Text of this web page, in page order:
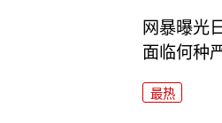
网暴曝光
面临何种
最热